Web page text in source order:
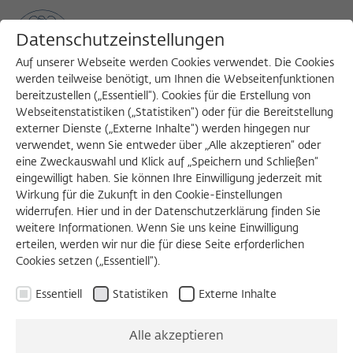
MENU
Search
Editorial
Adam Wilkins, Reinhart Meyer-Kalkus
This will be the fourth issue of the newsletter for former
fellows, edited by Adam Wilkins and Reinhart Meyer-
Kalkus. It will be the last issue under their responsibility.
intended to help the Wissenschaftskolleg make better
Datenschutzeinstellungen
Auf unserer Webseite werden Cookies verwendet. Die Cookies
werden teilweise benötigt, um Ihnen die Webseitenfunktionen
bereitzustellen („Essentiell“). Cookies für die Erstellung von
Webseitenstatistiken („Statistiken“) oder für die Bereitstellung
externer Dienste („Externe Inhalte“) werden hingegen nur
verwendet, wenn Sie entweder über „Alle akzeptieren“ oder
eine Zweckauswahl und Klick auf „Speichern und Schließen“
eingewilligt haben. Sie können Ihre Einwilligung jederzeit mit
Wirkung für die Zukunft in den Cookie-Einstellungen
widerrufen. Hier und in der Datenschutzerklärung finden Sie
weitere Informationen. Wenn Sie uns keine Einwilligung
erteilen, werden wir nur die für diese Seite erforderlichen
Cookies setzen („Essentiell“).
Essentiell Statistiken Externe Inhalte
Alle akzeptieren